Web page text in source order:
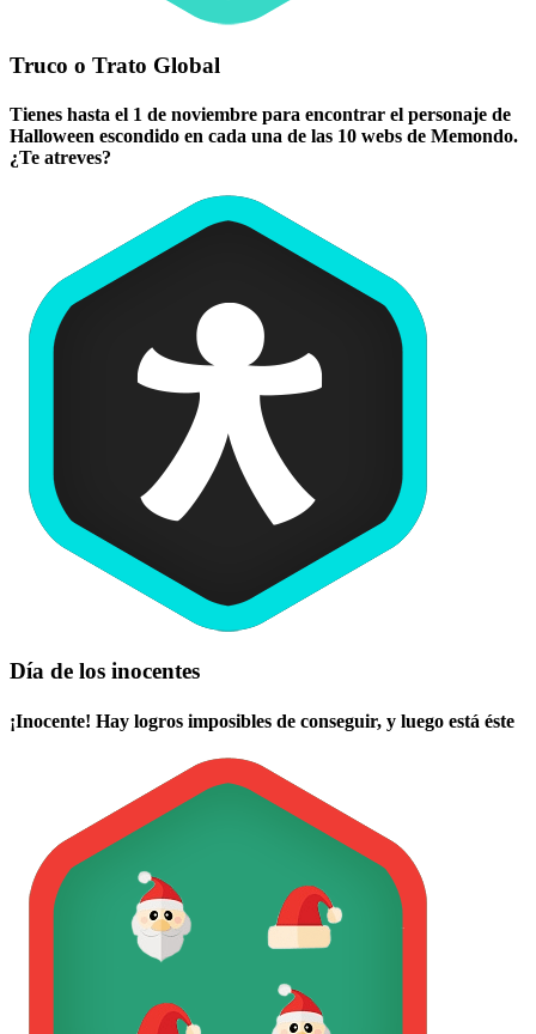
Truco o Trato Global
Tienes hasta el 1 de noviembre para encontrar el personaje de
Halloween escondido en cada una de las 10 webs de Memondo.
¿Te atreves?
Día de los inocentes
¡Inocente! Hay logros imposibles de conseguir, y luego está éste